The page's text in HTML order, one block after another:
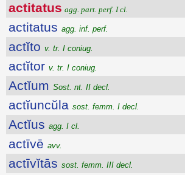
actitatus agg. part. perf. I cl.
actitatus agg. inf. perf.
actĭto v. tr. I coniug.
actĭtor v. tr. I coniug.
Actĭum Sost. nt. II decl.
actĭuncŭla sost. femm. I decl.
Actĭus agg. I cl.
actīvē avv.
actīvĭtās sost. femm. III decl.